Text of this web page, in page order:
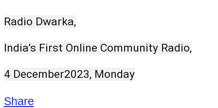
Radio Dwarka,
India’s First Online Community Radio,
4 December2023, Monday
Share